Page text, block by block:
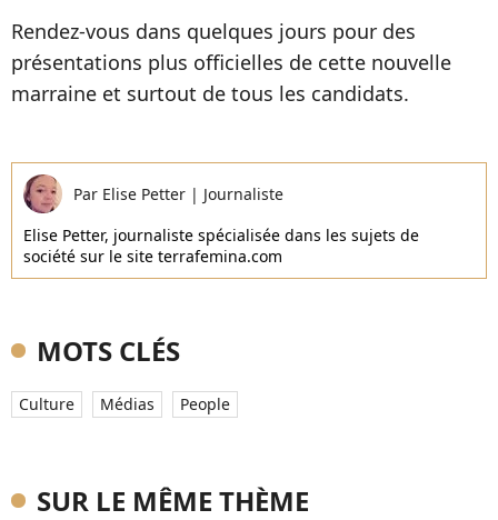
Rendez-vous dans quelques jours pour des
présentations plus officielles de cette nouvelle
marraine et surtout de tous les candidats.
Par Elise Petter | Journaliste
Elise Petter, journaliste spécialisée dans les sujets de
société sur le site terrafemina.com
MOTS CLÉS
Culture Médias People
SUR LE MÊME THÈME